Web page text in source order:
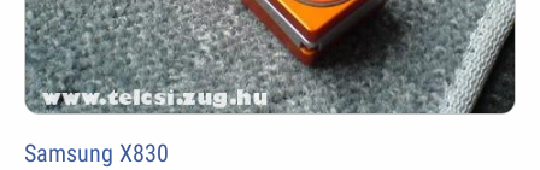
Samsung X830